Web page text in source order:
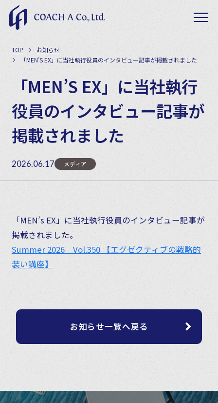
TOP
お知らせ
「MEN’S EX」に当社執行役員のインタビュー記事が掲載されました
「MEN’S EX」に当社執行
役員のインタビュー記事が
掲載されました
2026.06.17 メディア
「MEN’s EX」に当社執行役員のインタビュー記事が
掲載されました。
Summer 2026 Vol.350 【エグゼクティブの戦略的
装い講座】
お知らせ一覧へ戻る